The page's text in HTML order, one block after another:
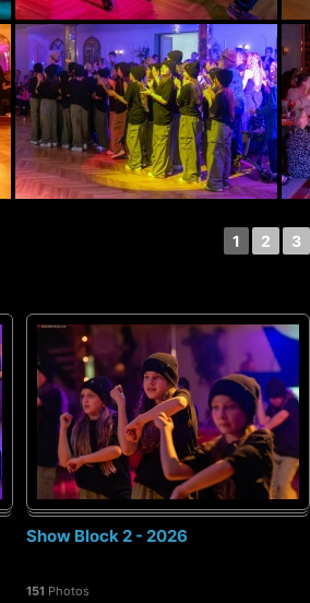
1 2 3
Show Block 2 - 2026
151 Photos